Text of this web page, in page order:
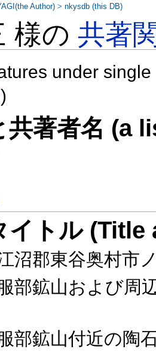
様の共著
under
)
共著者名 (a
イトル
沼郡東谷奥村市
部鉱山および周
部鉱山付近の陶
Author) >nkysdb (this DB)